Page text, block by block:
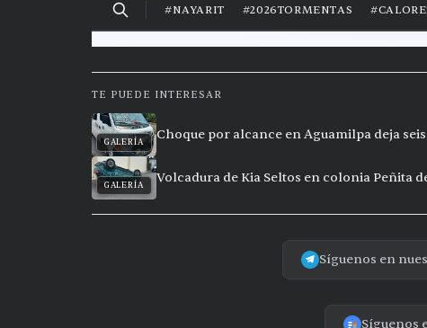
TE PUEDE INTERESAR
GALERÍA Choque por alcance en Aguamilpa deja
GALERÍA Volcadura de Kia Seltos en colonia Peñita
Síguenos en
Síguenos